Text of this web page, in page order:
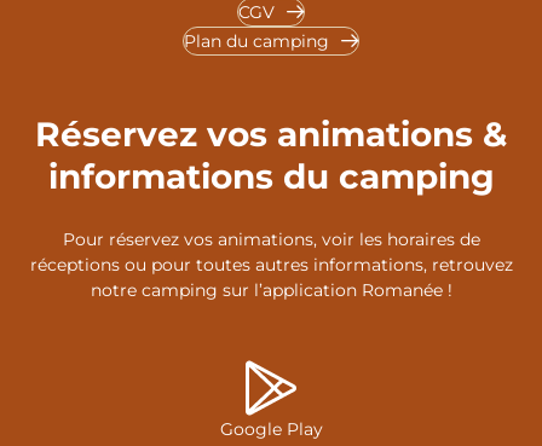
CGV
Plan du camping
Réservez vos animations &
informations du camping
Pour réservez vos animations, voir les horaires de
réceptions ou pour toutes autres informations, retrouvez
notre camping sur l’application Romanée !
Google Play